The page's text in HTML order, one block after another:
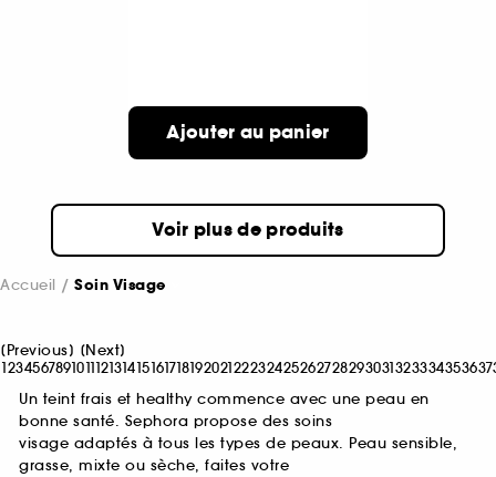
Ajouter au panier
Voir plus de produits
Accueil Soin Visage
[Previous] [Next]
12345678910111213141516171819202122232425262728293031323334353637
Un teint frais et healthy commence avec une peau en
bonne santé. Sephora propose des soins
visage adaptés à tous les types de peaux. Peau sensible,
grasse, mixte ou sèche, faites votre